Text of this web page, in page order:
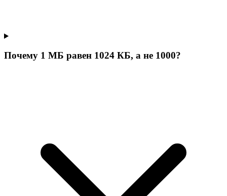
Почему 1 МБ равен 1024 КБ, а не 1000?